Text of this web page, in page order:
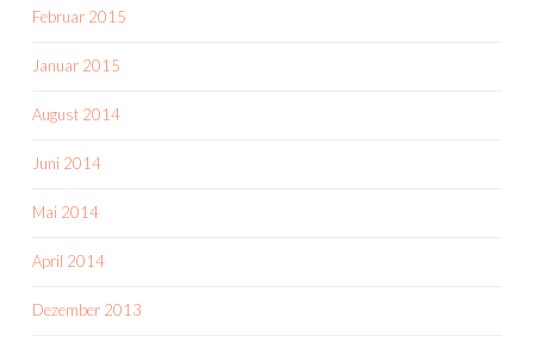
Februar 2015
Januar 2015
August 2014
Juni 2014
Mai 2014
April 2014
Dezember 2013